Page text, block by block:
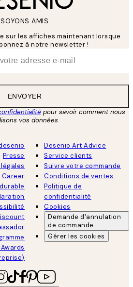
SOYONS AMIS
sur les affiches maintenant lorsque
à notre newsletter !
ENVOYER
pour savoir comment nous
vos données
Presse
Career
Desenio Art Advice
Service clients
Suivre votre commande
Conditions de ventes
Politique de
confidentialité
Cookies
Demande d'annulation
de commande
Gérer les cookies